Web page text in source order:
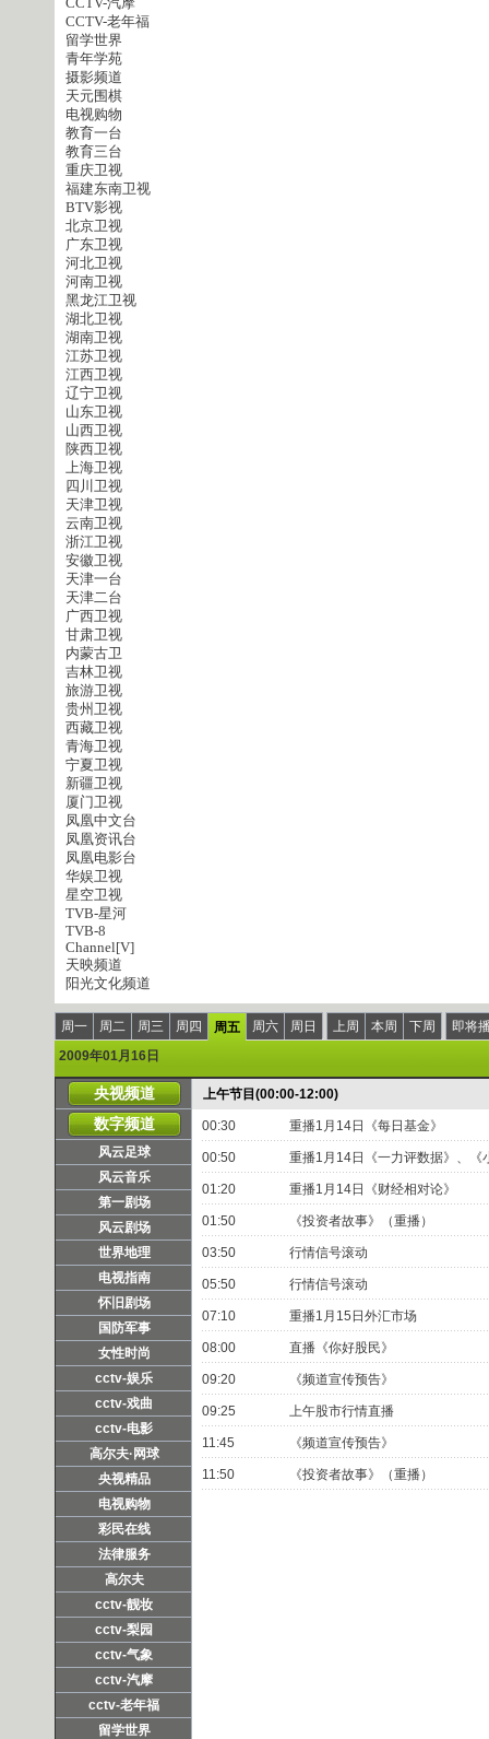
CCTV-老年福
留学世界
青年学苑
摄影频道
天元围棋
电视购物
教育一台
教育三台
重庆卫视
福建东南卫视
BTV影视
北京卫视
广东卫视
河北卫视
河南卫视
黑龙江卫视
湖北卫视
湖南卫视
江苏卫视
江西卫视
辽宁卫视
山东卫视
山西卫视
陕西卫视
上海卫视
四川卫视
天津卫视
云南卫视
浙江卫视
安徽卫视
天津一台
天津二台
广西卫视
甘肃卫视
内蒙古卫
吉林卫视
旅游卫视
贵州卫视
西藏卫视
青海卫视
宁夏卫视
新疆卫视
厦门卫视
凤凰中文台
凤凰资讯台
凤凰电影台
华娱卫视
星空卫视
TVB-星河
TVB-8
Channel[V]
天映频道
阳光文化频道
周一 周二 周三 周四 周五 周六 周日 上周 本周 下周
即将
2009年01月16日
央视频道
数字频道
风云足球
风云音乐
第一剧场
风云剧场
世界地理
电视指南
怀旧剧场
国防军事
女性时尚
cctv-娱乐
cctv-戏曲
cctv-电影
高尔夫·网球
央视精品
电视购物
彩民在线
法律服务
高尔夫
cctv-靓妆
cctv-梨园
cctv-气象
cctv-汽摩
cctv-老年福
留学世界
上午节目(00:00-12:00)
00:30 重播1月14日《每日基金》
00:50 重播1月14日《一力评数据》、《
01:20 重播1月14日《财经相对论》
01:50 《投资者故事》（重播）
03:50 行情信号滚动
05:50 行情信号滚动
07:10 重播1月15日外汇市场
08:00 直播《你好股民》
09:20 《频道宣传预告》
09:25 上午股市行情直播
11:45 《频道宣传预告》
11:50 《投资者故事》（重播）